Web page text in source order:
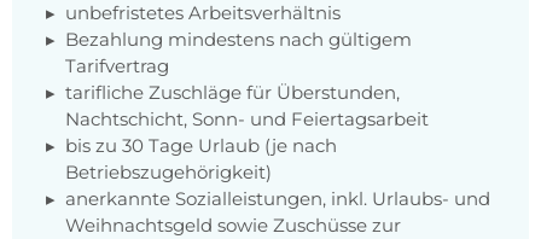
unbefristetes Arbeitsverhältnis
Bezahlung mindestens nach gültigem
Tarifvertrag
tarifliche Zuschläge für Überstunden,
Nachtschicht, Sonn- und Feiertagsarbeit
bis zu 30 Tage Urlaub (je nach
Betriebszugehörigkeit)
anerkannte Sozialleistungen, inkl. Urlaubs- und
Weihnachtsgeld sowie Zuschüsse zur